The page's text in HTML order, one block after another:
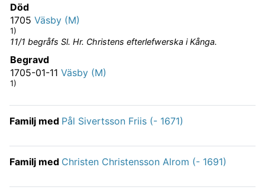
Kontakt
Död
1705 Väsby (M)
1)
11/1 begråfs Sl. Hr. Christens efterlefwerska i Kånga.
Begravd
1705-01-11 Väsby (M)
1)
Familj med Pål Sivertsson Friis (- 1671)
Familj med Christen Christensson Alrom (- 1691)